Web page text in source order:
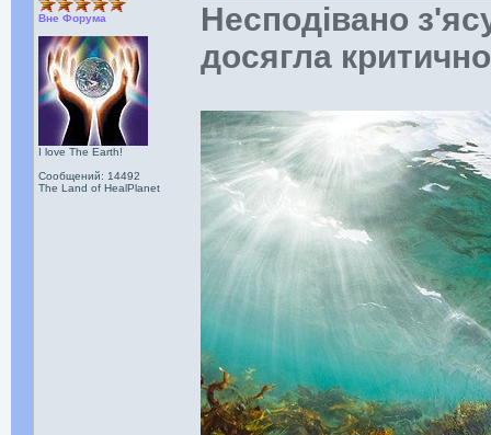
Вне Форума
I love The Earth!
Сообщений: 14492
The Land of HealPlanet
Несподівано
досягла